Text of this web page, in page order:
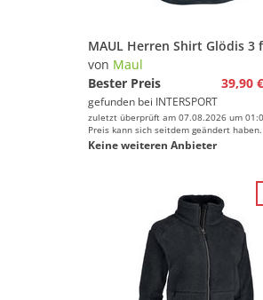
von Maul
Bester Preis
39,90 €
gefunden bei INTERSPORT
zuletzt überprüft am 07.08.2026 um
Preis kann sich seitdem geändert haben.
Keine weiteren Anbieter